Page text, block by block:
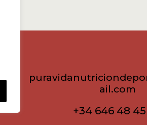
ail.com
+34 646 48